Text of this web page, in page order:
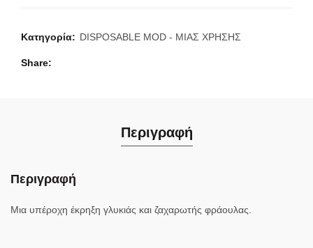
Κατηγορία: DISPOSABLE MOD - ΜΙΑΣ ΧΡΗΣΗΣ
Share
Περιγραφή
Περιγραφή
Μια υπέροχη έκρηξη γλυκιάς και ζαχαρωτής φράουλας.